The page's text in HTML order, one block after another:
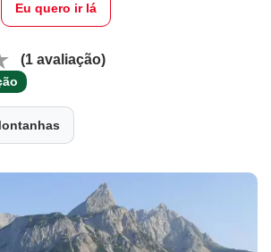
Eu quero ir lá
(1 avaliação)